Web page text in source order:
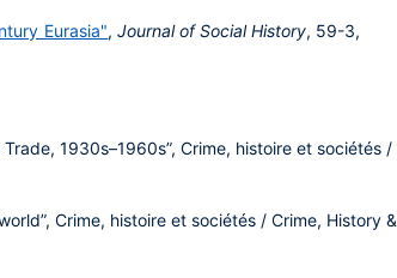
Eurasia",Journal of Social History, 59-3,
1930s–1960s”, Crime, histoire et sociétés /
Crime, histoire et sociétés / Crime, History &